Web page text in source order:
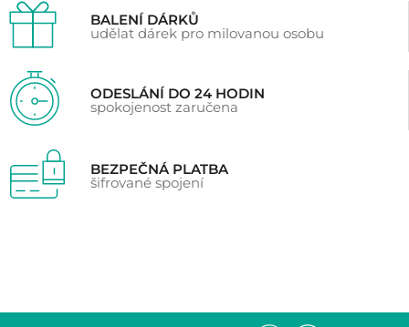
BALENÍ DÁRKŮ
udělat dárek pro milovanou osobu
ODESLÁNÍ DO 24 HODIN
spokojenost zaručena
BEZPEČNÁ PLATBA
šifrované spojení